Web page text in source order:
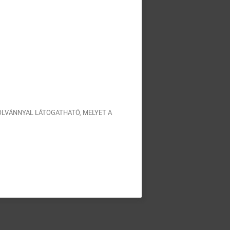
LÁTOGATHATÓ, MELYET A